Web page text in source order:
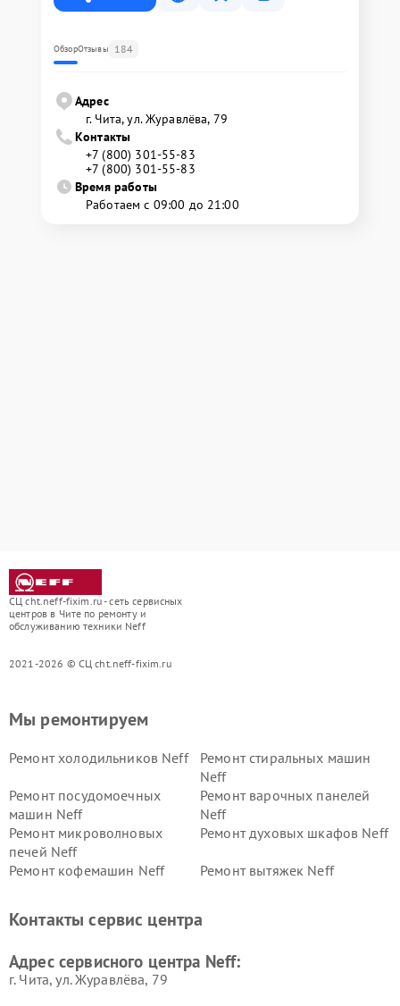
ОбзорОтзывы 184
Адрес
г. Чита, ул. Журавлёва, 79
Контакты
+7 (800) 301-55-83
+7 (800) 301-55-83
Время работы
Работаем с 09:00 до 21:00
СЦ cht.neff-fixim.ru - сеть сервисных
центров в Чите по ремонту и
обслуживанию техники Neff
2021-2026 © СЦ cht.neff-fixim.ru
Мы ремонтируем
Ремонт холодильников Neff
Ремонт стиральных машин
Neff
Ремонт посудомоечных
машин Neff
Ремонт варочных панелей
Neff
Ремонт микроволновых
печей Neff
Ремонт духовых шкафов Neff
Ремонт кофемашин Neff Ремонт вытяжек Neff
Контакты сервис центра
Адрес сервисного центра Neff:
г. Чита, ул. Журавлёва, 79